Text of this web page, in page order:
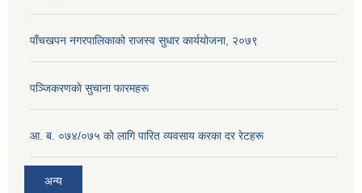
पाँचखपन नगरपालिकाको राजस्व सुधार कार्ययोजना, २०७९
पञ्जिकरणकाे सुचाना फारमहरू
आ. ब. ०७४/०७५ काे लागि पारित व्यवसाय करका दर रेटहरू
अन्य